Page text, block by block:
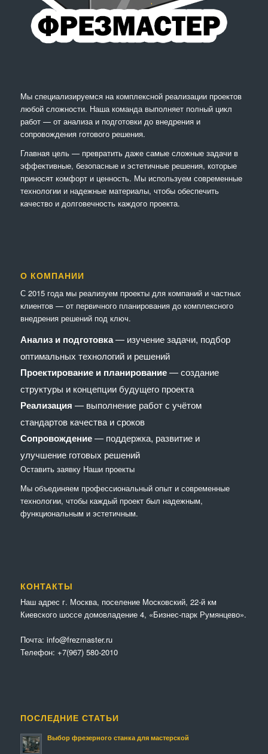
Мы специализируемся на комплексной реализации проектов
любой сложности. Наша команда выполняет полный цикл
работ — от анализа и подготовки до внедрения и
сопровождения готового решения.
Главная цель — превратить даже самые сложные задачи в
эффективные, безопасные и эстетичные решения, которые
приносят комфорт и ценность. Мы используем современные
технологии и надежные материалы, чтобы обеспечить
качество и долговечность каждого проекта.
О КОМПАНИИ
С 2015 года мы реализуем проекты для компаний и частных
клиентов — от первичного планирования до комплексного
внедрения решений под ключ.
Анализ и подготовка— изучение задачи, подбор
оптимальных технологий и решений
Проектирование и планирование— создание
структуры и концепции будущего проекта
Реализация — выполнение работ с учётом
стандартов качества и сроков
Сопровождение— поддержка, развитие и
улучшение готовых решений
Оставить заявку Наши проекты
Мы объединяем профессиональный опыт и современные
технологии, чтобы каждый проект был надежным,
функциональным и эстетичным.
КОНТАКТЫ
Наш адрес г. Москва, поселение Московский, 22-й км
Киевского шоссе домовладение 4, «Бизнес-парк Румянцево».
Почта: info@frezmaster.ru
Телефон: +7(967) 580-2010
ПОСЛЕДНИЕ СТАТЬИ
Выбор фрезерного станка для мастерской